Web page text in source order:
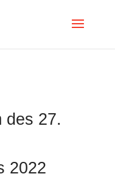
des 27.
2022